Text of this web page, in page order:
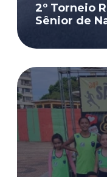
2º Torneio
Sênior de